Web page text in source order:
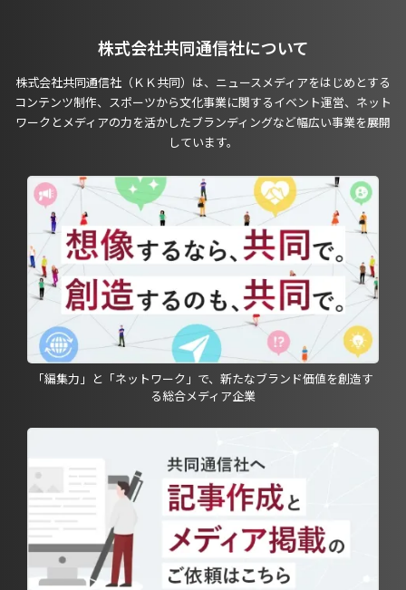
株式会社共同通信社について
株式会社共同通信社（ＫＫ共同）は、ニュースメディアをはじめとする
コンテンツ制作、スポーツから文化事業に関するイベント運営、ネット
ワークとメディアの力を活かしたブランディングなど幅広い事業を展開
しています。
「編集力」と「ネットワーク」で、新たなブランド価値を創造す
る総合メディア企業